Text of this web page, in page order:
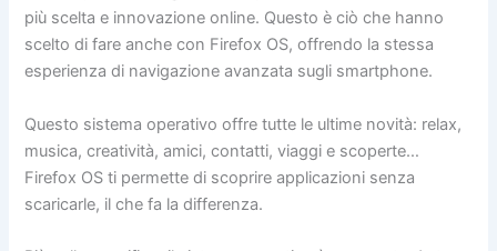
più scelta e innovazione online. Questo è ciò che hanno
scelto di fare anche con Firefox OS, offrendo la stessa
esperienza di navigazione avanzata sugli smartphone.
Questo sistema operativo offre tutte le ultime novità: relax,
musica, creatività, amici, contatti, viaggi e scoperte…
Firefox OS ti permette di scoprire applicazioni senza
scaricarle, il che fa la differenza.